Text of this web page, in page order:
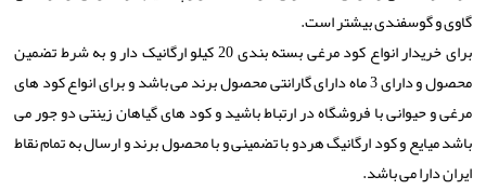
گاوی و گوسفندی بیشتر است.
برای خریدار انواع کود مرغی بسته بندی 20 کیلو ارگانیک دار و به شرط تضمین
محصول و دارای 3 ماه دارای گارانتی محصول برند می باشد و برای انواع کود های
مرغی و حیوانی با فروشگاه در ارتباط باشید و کود های گیاهان زینتی دو جور می
باشد میایع و کود ارگانیگ هردو با تضمینی و با محصول برند و ارسال به تمام نقاط
ایران دارا می باشد.